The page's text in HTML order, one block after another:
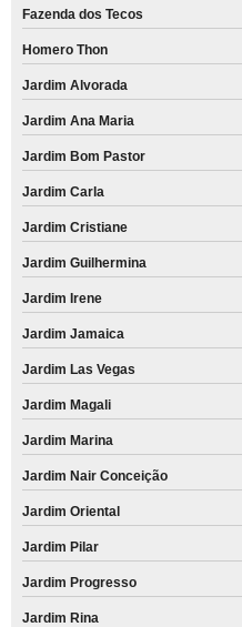
Fazenda dos Tecos
Homero Thon
Jardim Alvorada
Jardim Ana Maria
Jardim Bom Pastor
Jardim Carla
Jardim Cristiane
Jardim Guilhermina
Jardim Irene
Jardim Jamaica
Jardim Las Vegas
Jardim Magali
Jardim Marina
Jardim Nair Conceição
Jardim Oriental
Jardim Pilar
Jardim Progresso
Jardim Rina